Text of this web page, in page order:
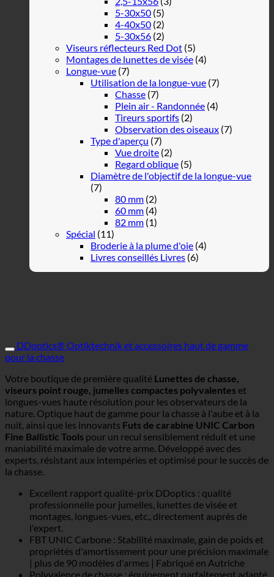
5-30x50 (5)
4-40x50 (2)
5-30x56 (2)
Viseurs réflecteurs Red Dot (5)
Montages de lunettes de visée (4)
Longue-vue (7)
Utilisation de la longue-vue (7)
Chasse (7)
Plein air - Randonnée (4)
Tireurs sportifs (2)
Observation des oiseaux (7)
Type d'aperçu (7)
Vue droite (2)
Regard oblique (5)
Diamètre de l'objectif de la longue-vue
(7)
80 mm (2)
60 mm (4)
82 mm (1)
Spécial (11)
Broderie à la plume d'oie (4)
Livres conseillés Livres (6)
DDoptics® Optiktechnik et accessoires haut de gamme
pour la chasse
Votre boutique de première qualité Lunettes de chasse,
viseurs point rouge, jumelles compactes polyvalentes et
longues-vues haute résolution pour les observateurs de la
nature. Optique haut de gamme pour la chasse à l'aube et à la
nuit, ainsi que les innovants Futs de carabine UNIC Carbon
Fine Ballistic Tools pour un recul sensiblement réduit et une
maniabilité maximale de votre arme. Développé avec des
experts, résistant aux intempéries et optimisé pour le succès de
la chasse.
Excellent rapport qualité-prix DDoptics : qualité
professionnelle pour jumelles, lunettes de visée et
montages, longues-vues, etc., directement auprès de
l'expert.
FBT UNIC Carbone : Stabilité maximale, gain de poids et
propriétés d'amortissement pour une précision maximale
| plus de 90 modèles d'armes | Fabriqué en Autriche
Polyvalence de chasse : équipement parfaitement adapté